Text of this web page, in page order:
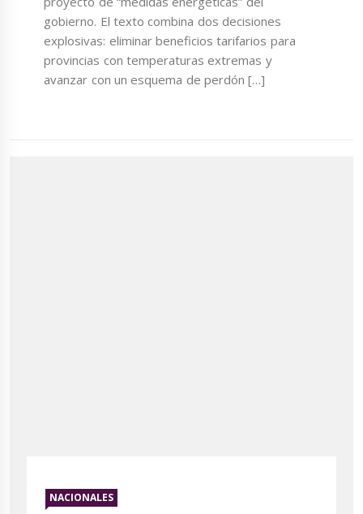
gobierno. El texto combina dos decisiones
explosivas: eliminar beneficios tarifarios para
provincias con temperaturas extremas y
avanzar con un esquema de perdón […]
NACIONALES